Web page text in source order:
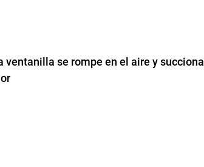
ventanilla se rompe en el aire y succiona